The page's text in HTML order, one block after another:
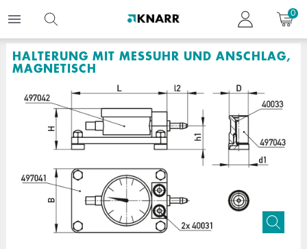
0
HALTERUNG MIT MESSUHR UND ANSCHLAG,
MAGNETISCH